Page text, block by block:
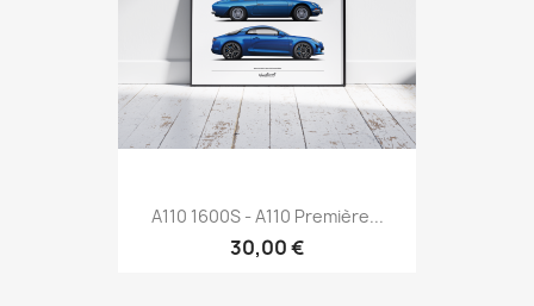
A110 1600S - A110 Première...
30,00 €